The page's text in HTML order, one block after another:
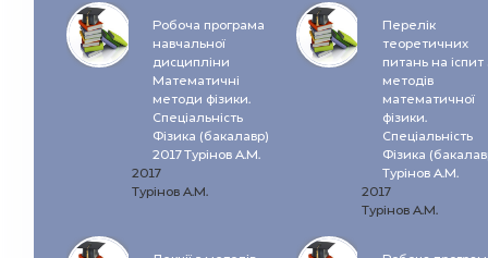
Робоча програма
навчальної
дисципліни
Математичні
методи фізики.
Спеціальність
Фізика (бакалавр)
2017 Турінов А.М.
2017
Турінов А.М.
Перелік
теоретичних
питань на іспит
методів
математичної
фізики.
Спеціальність
Фізика
Турінов А.М.
2017
Турінов А.М.